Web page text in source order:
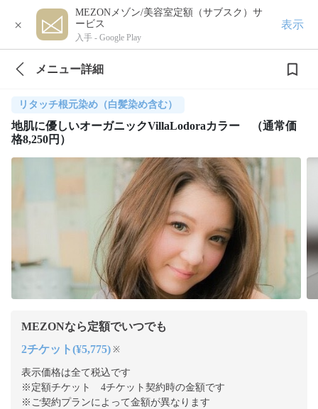
×
MEZONメゾン/美容室定額（サブスク）サ
ービス
入手 - Google Play
表示
メニュー詳細
リタッチ根元染め（白髪染め含む）
地肌に優しいオーガニックVillaLodoraカラー （通常価
格8,250円）
MEZONなら定額でいつでも
2チケット(¥5,775) ※
表示価格は全て税込です
※定額チケット 4チケット契約時の金額です
※ご契約プランによって金額が異なります